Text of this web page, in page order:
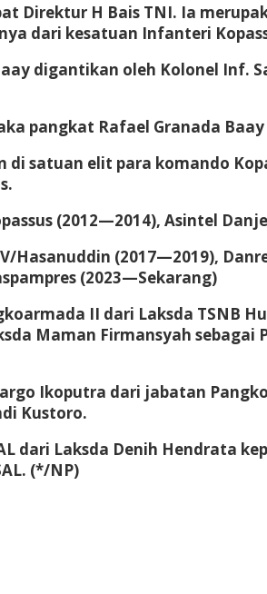
Direktur H Bais TNI. Ia
dari kesatuan Infanteri
digantikan oleh Kolonel Inf.
pangkat Rafael Granada
satuan elit para komando
(2012—2014), Asintel
Hasanuddin (2017—2019),
(2023—Sekarang)
II dari Laksda TSNB
Maman Firmansyah
Ikoputra dari jabatan
Kustoro.
dari Laksda Denih Hendrata
(*/NP)